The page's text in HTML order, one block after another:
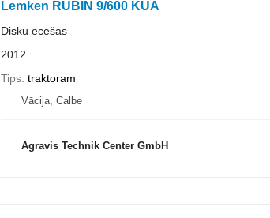
Lemken RUBIN 9/600 KUA
Disku ecēšas
2012
Tips traktoram
Vācija, Calbe
Agravis Technik Center GmbH